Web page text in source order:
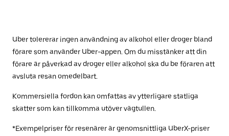
Uber tolererar ingen användning av alkohol eller droger bland
förare som använder Uber-appen. Om du misstänker att din
förare är påverkad av droger eller alkohol ska du be föraren att
avsluta resan omedelbart.
Kommersiella fordon kan omfattas av ytterligare statliga
skatter som kan tillkomma utöver vägtullen.
*Exempelpriser för resenärer är genomsnittliga UberX-priser